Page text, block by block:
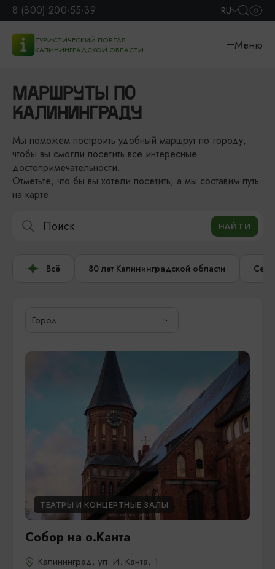
8 (800) 200-55-39 RU
ТУРИСТИЧЕСКИЙ ПОРТАЛ
КАЛИНИНГРАДСКОЙ ОБЛАСТИ
Меню
МАРШРУТЫ ПО
КАЛИНИНГРАДУ
Мы поможем построить удобный маршрут по городу,
чтобы вы смогли посетить все интересные
достопримечательности.
Отметьте, что бы вы хотели посетить, а мы составим путь
на карте
Всё 80 лет Калининградской области
Город
ТЕАТРЫ И КОНЦЕРТНЫЕ ЗАЛЫ
Собор на о.Канта
Калининград, ул. И. Канта, 1